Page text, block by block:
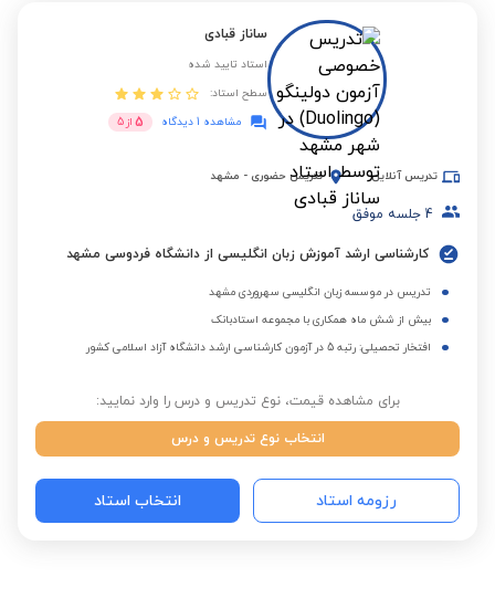
ساناز قبادی
استاد تایید شده
سطح استاد:
مشاهده 1 دیدگاه
5 از 5
تدریس آنلاین تدریس حضوری - مشهد
4 جلسه موفق
کارشناسی ارشد آموزش زبان انگلیسی از دانشگاه فردوسی مشهد
تدریس در موسسه زبان انگلیسی سهروردی مشهد
بیش از شش ماه همکاری با مجموعه استادبانک
افتخار تحصیلی: رتبه 5 در آزمون کارشناسی ارشد دانشگاه آزاد اسلامی کشور
برای مشاهده قیمت، نوع تدریس و درس را وارد نمایید:
انتخاب نوع تدریس و درس
رزومه استاد انتخاب استاد